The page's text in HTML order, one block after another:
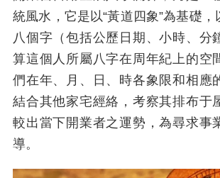
統風水，它是以“黃道四象”為基礎
八個字（包括公歷日期、小時、分
算這個人所屬八字在周年紀上的空
們在年、月、日、時各象限和相應
結合其他家宅經絡，考察其排布于
較出當下開業者之運勢，為尋求事
導。